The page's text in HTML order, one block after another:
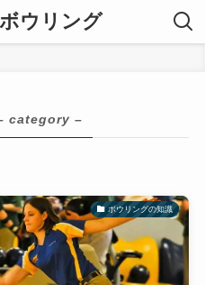
ウリング
category –
ボウリングの知識